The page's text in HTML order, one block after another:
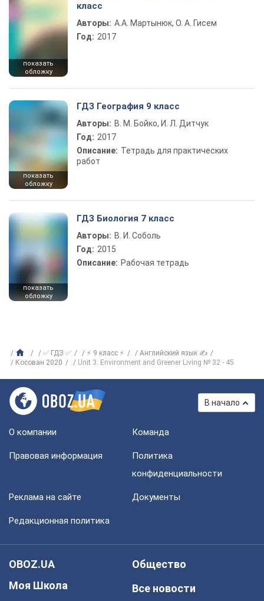
показать
обложку
класс
Авторы: А.А. Мартынюк, О. А. Гисем
Год: 2017
показать
обложку
ГДЗ География 9 класс
Авторы: В. М. Бойко, И. Л. Дитчук
Год: 2017
Описание: Тетрадь для практических
работ
показать
обложку
ГДЗ Биология 7 класс
Авторы: В. И. Соболь
Год: 2015
Описание: Рабочая тетрадь
✅ ГДЗ ✅ ⚡ 9 класс ⚡
Английский язык ✍
Косован 2020
Unit 3. Environment and Greener Living № 32 - 45
В начало
О компании Команда
Правовая информация
Политика
конфиденциальности
Реклама на сайте Документы
Редакционная политика
OBOZ.UA
Моя Школа
Общество
Все новости